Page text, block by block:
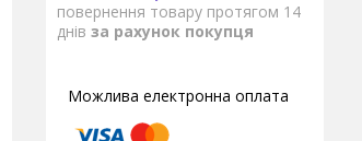
повернення товару протягом 14
днів за рахунок покупця